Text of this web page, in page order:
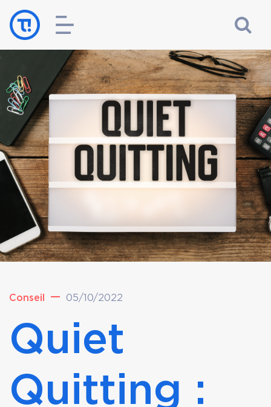
Conseil 05/10/2022
Quiet
Quitting :